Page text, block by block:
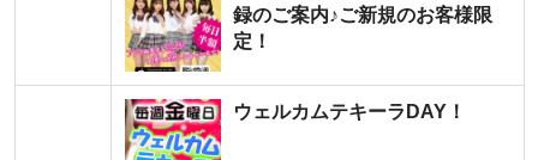
録のご案内♪ご新規のお客様限
定！
ウェルカムテキーラDAY！